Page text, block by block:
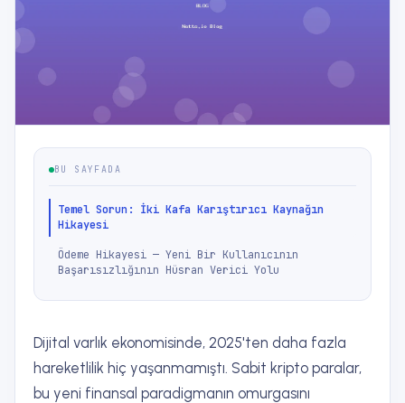
Dijital varlık ekonomisinde, 2025'ten daha fazla
hareketlilik hiç yaşanmamıştı. Sabit kripto paralar,
bu yeni finansal paradigmanın omurgasını
BU SAYFADA
Temel Sorun: İki Kafa Karıştırıcı Kaynağın
Hikayesi
Ödeme Hikayesi — Yeni Bir Kullanıcının
Başarısızlığının Hüsran Verici Yolu